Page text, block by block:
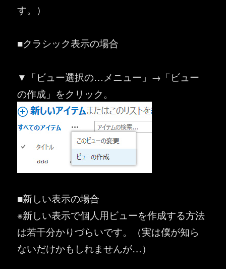
す。）
■クラシック表示の場合
▼「ビュー選択の…メニュー」→「ビュー
の作成」をクリック。
■新しい表示の場合
※新しい表示で個人用ビューを作成する方法
は若干分かりづらいです。（実は僕が知ら
ないだけかもしれませんが…）